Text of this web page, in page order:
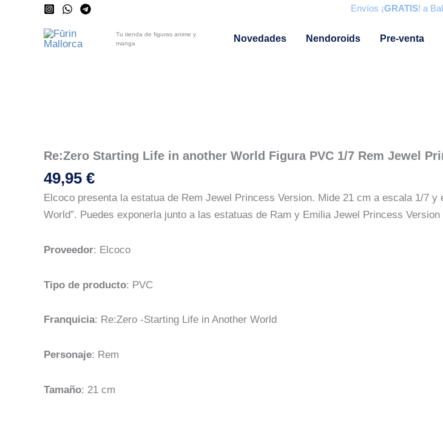
Envíos ¡GRATIS! a
Tu tienda de figuras anime y
manga
Novedades Nendoroids Pre-venta
Re:Zero Starting Life in another World Figura PVC 1/7 Rem Jewel
49,95 €
Elcoco presenta la estatua de Rem Jewel Princess Version. Mide 21 cm a escala 1/7
World”. Puedes exponerla junto a las estatuas de Ram y Emilia Jewel Princess
Proveedor: Elcoco
Tipo de producto: PVC
Franquicia: Re:Zero -Starting Life in Another World
Personaje: Rem
Tamaño: 21 cm